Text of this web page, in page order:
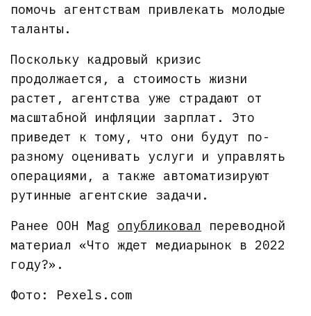
помочь агентствам привлекать молодые
таланты.
Поскольку кадровый кризис
продолжается, а стоимость жизни
растет, агентства уже страдают от
масштабной инфляции зарплат. Это
приведет к тому, что они будут по-
разному оценивать услуги и управлять
операциями, а также автоматизируют
рутинные агентские задачи.
Ранее OOH Mag опубликовал переводной
материал «Что ждет медиарынок в 2022
году?».
Фото: Pexels.com